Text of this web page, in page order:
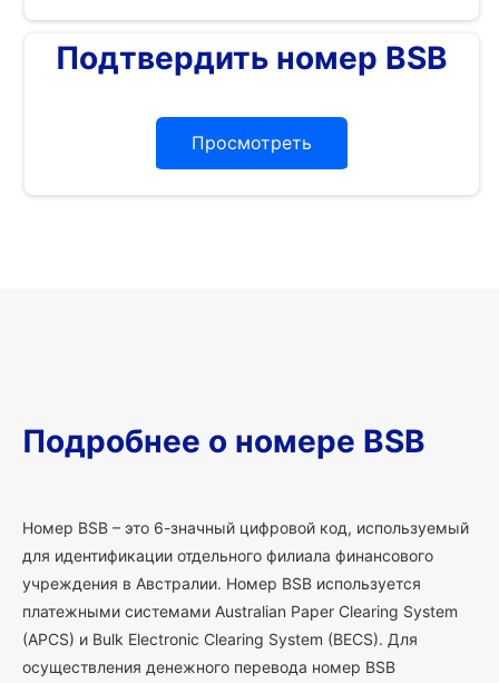
Подтвердить номер BSB
Просмотреть
Подробнее о номере BSB
Номер BSB – это 6-значный цифровой код, используемый
для идентификации отдельного филиала финансового
учреждения в Австралии. Номер BSB используется
платежными системами Australian Paper Clearing System
(APCS) и Bulk Electronic Clearing System (BECS). Для
осуществления денежного перевода номер BSB